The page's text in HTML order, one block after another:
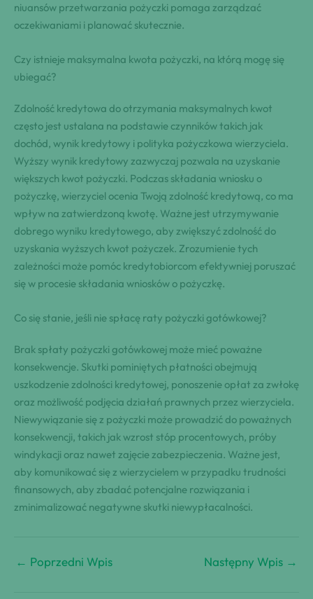
niuansów przetwarzania pożyczki pomaga zarządzać
oczekiwaniami i planować skutecznie.
Czy istnieje maksymalna kwota pożyczki, na którą mogę się
ubiegać?
Zdolność kredytowa do otrzymania maksymalnych kwot
często jest ustalana na podstawie czynników takich jak
dochód, wynik kredytowy i polityka pożyczkowa wierzyciela.
Wyższy wynik kredytowy zazwyczaj pozwala na uzyskanie
większych kwot pożyczki. Podczas składania wniosku o
pożyczkę, wierzyciel ocenia Twoją zdolność kredytową, co ma
wpływ na zatwierdzoną kwotę. Ważne jest utrzymywanie
dobrego wyniku kredytowego, aby zwiększyć zdolność do
uzyskania wyższych kwot pożyczek. Zrozumienie tych
zależności może pomóc kredytobiorcom efektywniej poruszać
się w procesie składania wniosków o pożyczkę.
Co się stanie, jeśli nie spłacę raty pożyczki gotówkowej?
Brak spłaty pożyczki gotówkowej może mieć poważne
konsekwencje. Skutki pominiętych płatności obejmują
uszkodzenie zdolności kredytowej, ponoszenie opłat za zwłokę
oraz możliwość podjęcia działań prawnych przez wierzyciela.
Niewywiązanie się z pożyczki może prowadzić do poważnych
konsekwencji, takich jak wzrost stóp procentowych, próby
windykacji oraz nawet zajęcie zabezpieczenia. Ważne jest,
aby komunikować się z wierzycielem w przypadku trudności
finansowych, aby zbadać potencjalne rozwiązania i
zminimalizować negatywne skutki niewypłacalności.
← Poprzedni Wpis Następny Wpis →